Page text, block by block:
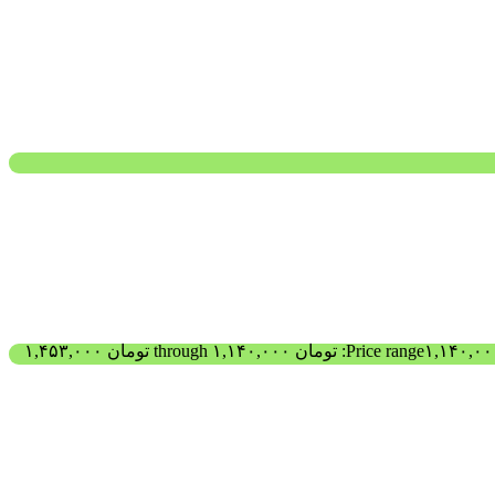
Price range: تومان ۱,۱۴۰,۰۰۰ through تومان ۱,۴۵۳,۰۰۰